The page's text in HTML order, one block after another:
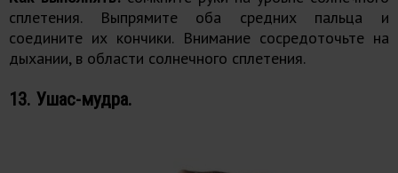
сплетения. Выпрямите оба средних пальца и
соедините их кончики. Внимание сосредоточьте на
дыхании, в области солнечного сплетения.
13. Ушас-мудра.